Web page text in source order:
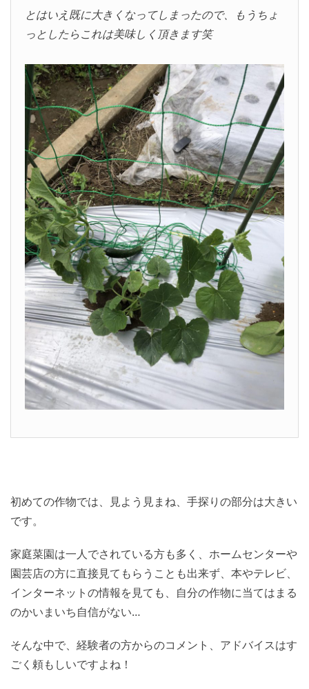
とはいえ既に大きくなってしまったので、もうちょ
っとしたらこれは美味しく頂きます笑
初めての作物では、見よう見まね、手探りの部分は大きい
です。
家庭菜園は一人でされている方も多く、ホームセンターや
園芸店の方に直接見てもらうことも出来ず、本やテレビ、
インターネットの情報を見ても、自分の作物に当てはまる
のかいまいち自信がない…
そんな中で、経験者の方からのコメント、アドバイスはす
ごく頼もしいですよね！